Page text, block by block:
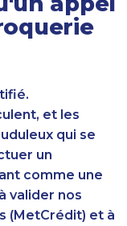
et les
qui se
un
comme une
valider nos
(MetCrédit) et à